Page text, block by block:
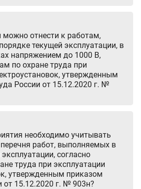
можно отнести к работам,
текущей эксплуатации, в
напряжением до 1000 В,
по охране труда при
утвержденным
России от 15.12.2020 г. №
необходимо учитывать
работ, выполняемых в
согласно
труда при эксплуатации
утвержденным приказом
от 15.12.2020 г. № 903н?